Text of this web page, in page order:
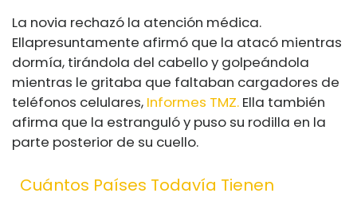
La novia rechazó la atención médica.
Ellapresuntamente afirmó que la atacó mientras
dormía, tirándola del cabello y golpeándola
mientras le gritaba que faltaban cargadores de
teléfonos celulares, Informes TMZ. Ella también
afirma que la estranguló y puso su rodilla en la
parte posterior de su cuello.
Cuántos Países Todavía Tienen